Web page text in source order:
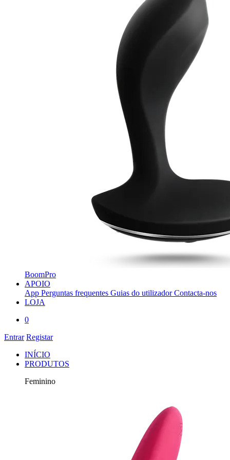
BoomPro
APOIO
App Perguntas frequentes Guias do utilizador Contacta-nos
LOJA
0
Entrar Registar
INÍCIO
PRODUTOS
Feminino